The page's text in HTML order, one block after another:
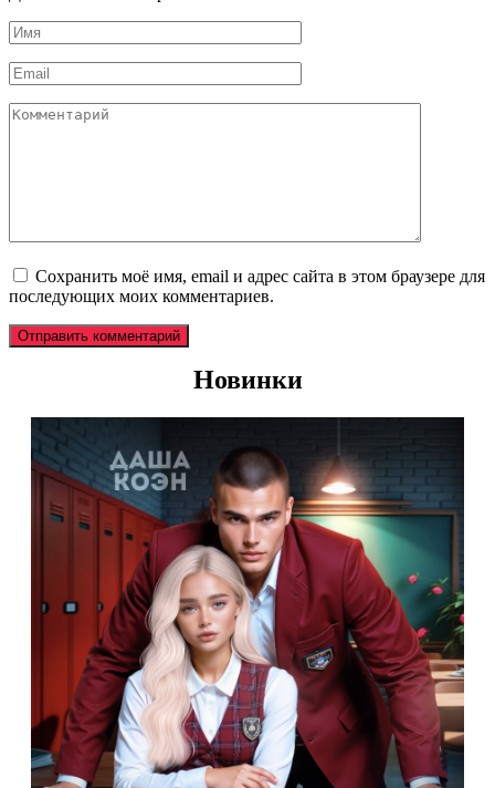
Имя
*
Email
*
Комментарий
Сохранить моё имя, email и адрес сайта в этом браузере для
последующих моих комментариев.
Новинки